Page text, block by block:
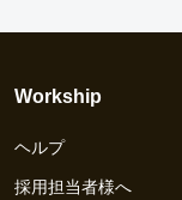
Workship
ヘルプ
採用担当者様へ